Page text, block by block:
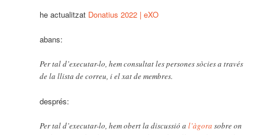
he actualitzat Donatius 2022 | eXO
abans:
Per tal d’executar-lo, hem consultat les persones sòcies a través
de la llista de correu, i el xat de membres.
després:
Per tal d’executar-lo, hem obert la discussió a l’àgora sobre on